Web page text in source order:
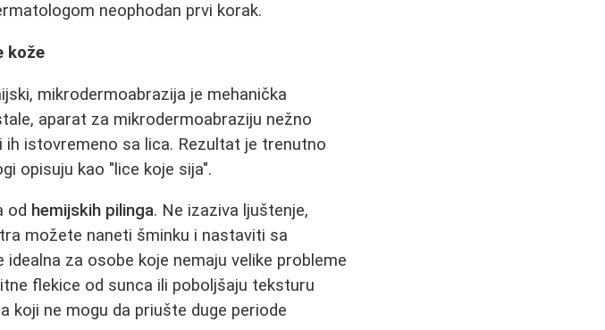
neophodan prvi korak.
kože
mikrodermoabrazija je mehanička
aparat za mikrodermoabraziju nežno
istovremeno sa lica. Rezultat je trenutno
opisuju kao "lice koje sija".
od hemijskih pilinga. Ne izaziva ljuštenje,
možete naneti šminku i nastaviti sa
za osobe koje nemaju velike probleme
flekice od sunca ili poboljšaju teksturu
koji ne mogu da priušte duge periode